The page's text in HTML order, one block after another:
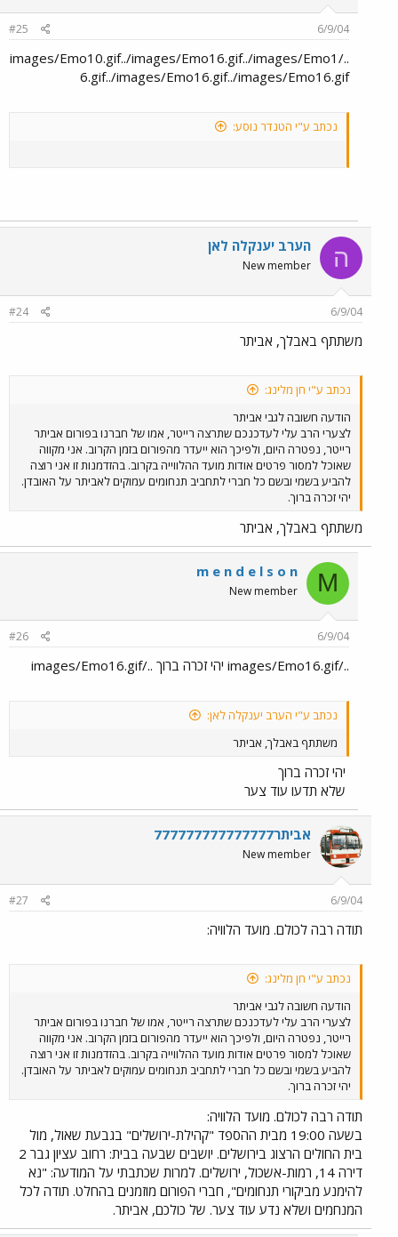
6/9/04
#25
../images/Emo10.gif../images/Emo16.gif../images/Emo1
6.gif../images/Emo16.gif../images/Emo16.gif
נכתב ע"י הטנדר נוסע:
ה הערב יענקלה לאן
New member
6/9/04
#24
משתתף באבלך, אביתר
נכתב ע"י חן מלינג:
הודעה חשובה לגבי אביתר
לצערי הרב עלי לעדכנכם שתרצה רייטר, אמו של חברנו בפורום אביתר
רייטר, נפטרה היום, ולפיכך הוא ייעדר מהפורום בזמן הקרוב. אני מקווה
שאוכל למסור פרטים אודות מועד ההלווייה בקרוב. בהזדמנות זו אני רוצה
להביע בשמי ובשם כל חברי לתחביב תנחומים עמוקים לאביתר על האובדן.
יהי זכרה ברוך.
משתתף באבלך, אביתר
M
m e n d e l s o n
New member
6/9/04
#26
../images/Emo16.gif יהי זכרה ברוך ../images/Emo16.gif
נכתב ע"י הערב יענקלה לאן:
משתתף באבלך, אביתר
יהי זכרה ברוך
שלא תדעו עוד צער
אביתר777777777777777
New member
6/9/04
#27
תודה רבה לכולם. מועד הלוויה:
נכתב ע"י חן מלינג:
הודעה חשובה לגבי אביתר
לצערי הרב עלי לעדכנכם שתרצה רייטר, אמו של חברנו בפורום אביתר
רייטר, נפטרה היום, ולפיכך הוא ייעדר מהפורום בזמן הקרוב. אני מקווה
שאוכל למסור פרטים אודות מועד ההלווייה בקרוב. בהזדמנות זו אני רוצה
להביע בשמי ובשם כל חברי לתחביב תנחומים עמוקים לאביתר על האובדן.
יהי זכרה ברוך.
תודה רבה לכולם. מועד הלוויה:
בשעה 19:00 מבית ההספד "קהילת-ירושלים" בגבעת שאול, מול
בית החולים הרצוג בירושלים. יושבים שבעה בבית: רחוב עציון גבר 2
דירה 14, רמות-אשכול, ירושלים. למרות שכתבתי על המודעה: "נא
להימנע מביקורי תנחומים", חברי הפורום מוזמנים בהחלט. תודה לכל
המנחמים ושלא נדע עוד צער. של כולכם, אביתר.